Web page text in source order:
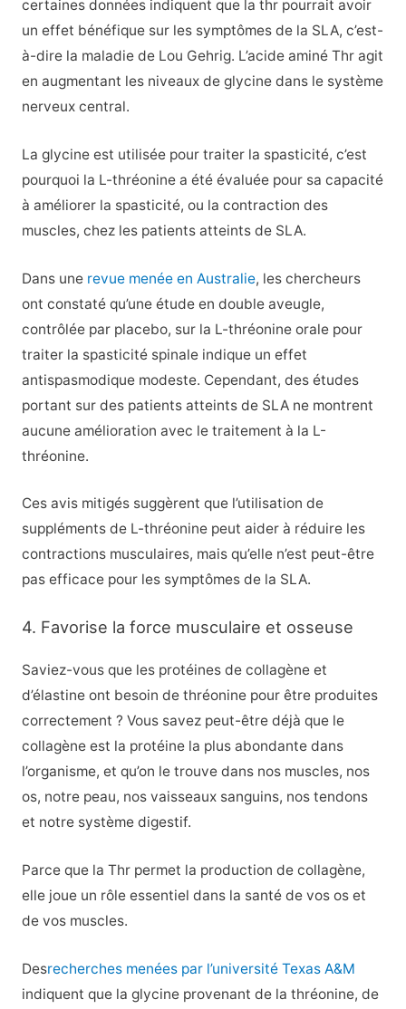
certaines données indiquent que la thr pourrait avoir
un effet bénéfique sur les symptômes de la SLA, c’est-
à-dire la maladie de Lou Gehrig. L’acide aminé Thr agit
en augmentant les niveaux de glycine dans le système
nerveux central.
La glycine est utilisée pour traiter la spasticité, c’est
pourquoi la L-thréonine a été évaluée pour sa capacité
à améliorer la spasticité, ou la contraction des
muscles, chez les patients atteints de SLA.
Dans une revue menée en Australie, les chercheurs
ont constaté qu’une étude en double aveugle,
contrôlée par placebo, sur la L-thréonine orale pour
traiter la spasticité spinale indique un effet
antispasmodique modeste. Cependant, des études
portant sur des patients atteints de SLA ne montrent
aucune amélioration avec le traitement à la L-
thréonine.
Ces avis mitigés suggèrent que l’utilisation de
suppléments de L-thréonine peut aider à réduire les
contractions musculaires, mais qu’elle n’est peut-être
pas efficace pour les symptômes de la SLA.
4. Favorise la force musculaire et osseuse
Saviez-vous que les protéines de collagène et
d’élastine ont besoin de thréonine pour être produites
correctement ? Vous savez peut-être déjà que le
collagène est la protéine la plus abondante dans
l’organisme, et qu’on le trouve dans nos muscles, nos
os, notre peau, nos vaisseaux sanguins, nos tendons
et notre système digestif.
Parce que la Thr permet la production de collagène,
elle joue un rôle essentiel dans la santé de vos os et
de vos muscles.
Desrecherches menées par l’université Texas A&M
indiquent que la glycine provenant de la thréonine, de